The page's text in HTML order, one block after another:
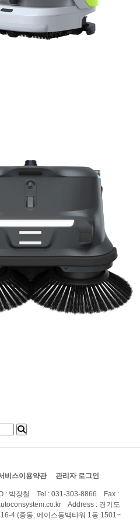
비스이용약관 관리자 로그인
: 박장철 Tel : 031-303-8866 Fax :
Address : 경기도
4 (중동, 에이스동백타워 1동 1501~